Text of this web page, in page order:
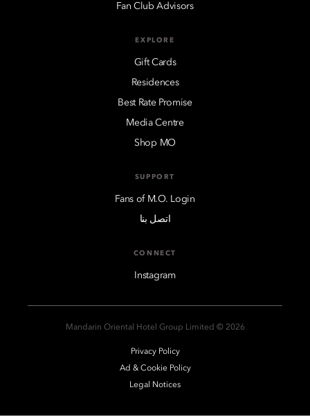
Fan Club Advisors
EXPLORE
Gift Cards
Residences
Best Rate Promise
Media Centre
Shop MO
SUPPORT
Fans of M.O. Login
اتصل بنا
CONNECT
Instagram
2026 © Mandarin Oriental Hotel Group Limited
Privacy Policy
Ad & Cookie Policy
Legal Notices